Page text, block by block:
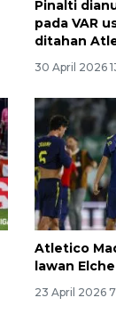
Pinalti
pada VAR
ditahan
30 April 2026
Atletico
lawan Elche
23 April 2026